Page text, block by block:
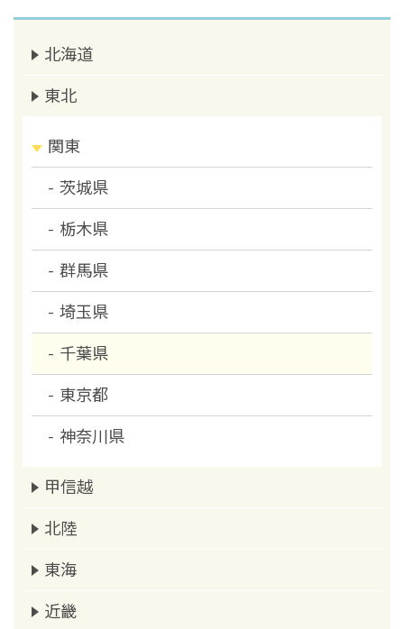
北海道
東北
関東
茨城県
栃木県
群馬県
埼玉県
千葉県
東京都
神奈川県
甲信越
北陸
東海
近畿